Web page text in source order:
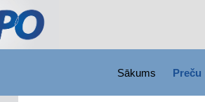
Sākums Preču